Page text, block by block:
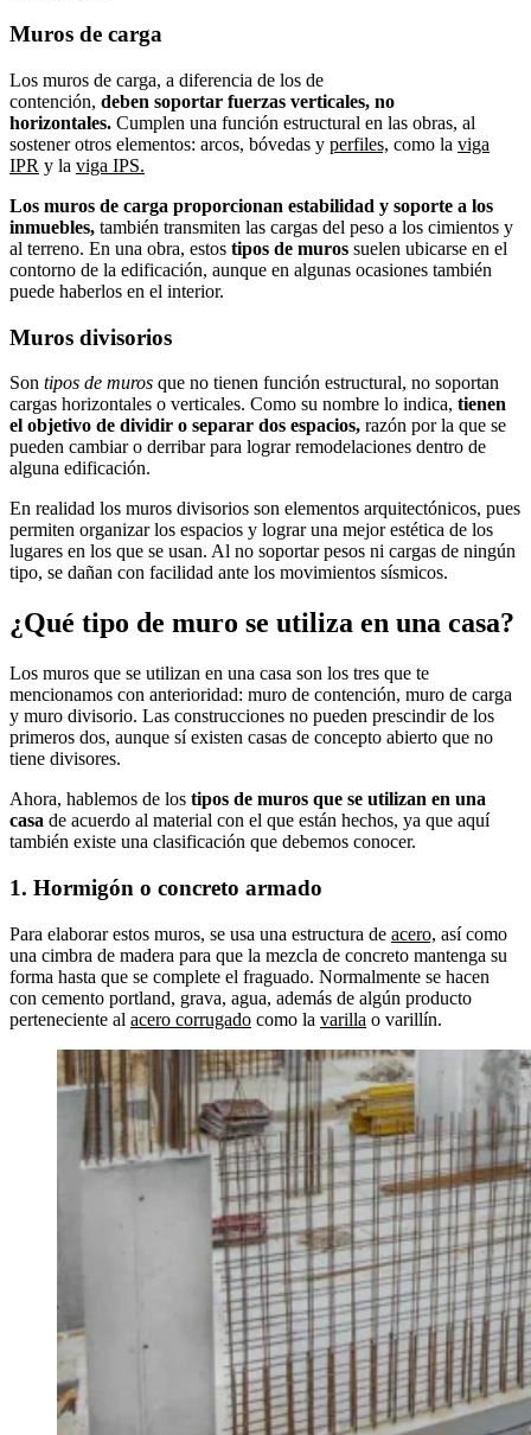
Muros de carga
Los muros de carga, a diferencia de los de
contención, deben soportar fuerzas verticales, no
horizontales. Cumplen una función estructural en las obras, al
sostener otros elementos: arcos, bóvedas y perfiles, como la viga
IPR y la viga IPS.
Los muros de carga proporcionan estabilidad y soporte a los
inmuebles, también transmiten las cargas del peso a los cimientos y
al terreno. En una obra, estos tipos de muros suelen ubicarse en el
contorno de la edificación, aunque en algunas ocasiones también
puede haberlos en el interior.
Muros divisorios
Son tipos de muros que no tienen función estructural, no soportan
cargas horizontales o verticales. Como su nombre lo indica, tienen
el objetivo de dividir o separar dos espacios, razón por la que se
pueden cambiar o derribar para lograr remodelaciones dentro de
alguna edificación.
En realidad los muros divisorios son elementos arquitectónicos, pues
permiten organizar los espacios y lograr una mejor estética de los
lugares en los que se usan. Al no soportar pesos ni cargas de ningún
tipo, se dañan con facilidad ante los movimientos sísmicos.
¿Qué tipo de muro se utiliza en una casa?
Los muros que se utilizan en una casa son los tres que te
mencionamos con anterioridad: muro de contención, muro de carga
y muro divisorio. Las construcciones no pueden prescindir de los
primeros dos, aunque sí existen casas de concepto abierto que no
tiene divisores.
Ahora, hablemos de los tipos de muros que se utilizan en una
casa de acuerdo al material con el que están hechos, ya que aquí
también existe una clasificación que debemos conocer.
1. Hormigón o concreto armado
Para elaborar estos muros, se usa una estructura de acero, así como
una cimbra de madera para que la mezcla de concreto mantenga su
forma hasta que se complete el fraguado. Normalmente se hacen
con cemento portland, grava, agua, además de algún producto
perteneciente al acero corrugado como la varilla o varillín.